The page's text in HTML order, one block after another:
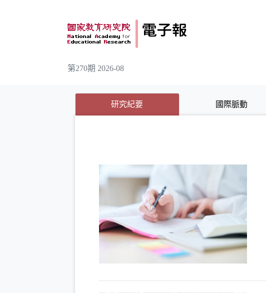
第270期 2026-08
研究紀要(目前選取的頁籤)
(目前選取的頁籤) 國際脈動